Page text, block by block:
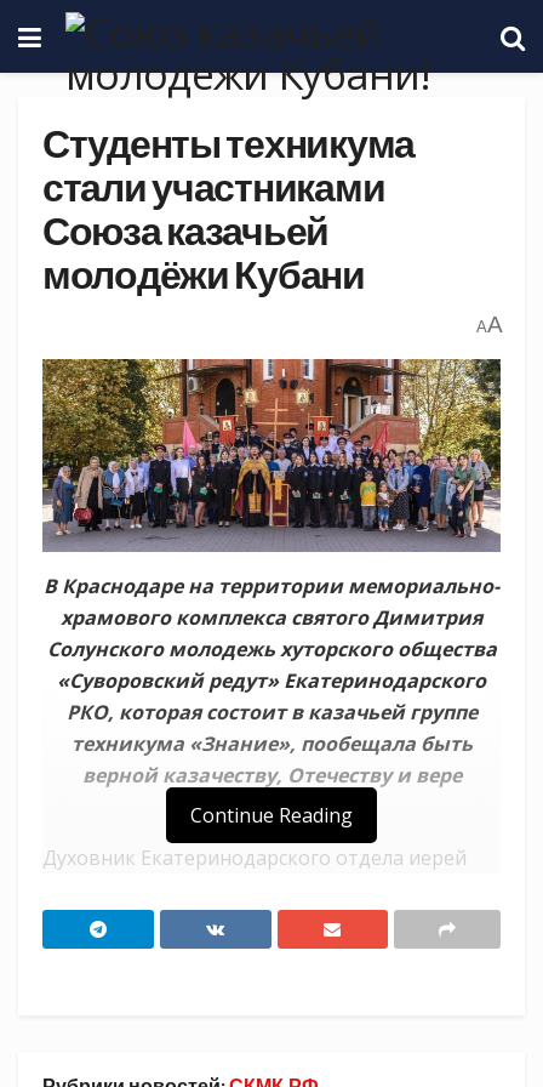
Студенты техникума
стали участниками
Союза казачьей
молодёжи Кубани
AA
В Краснодаре на территории мемориально-
храмового комплекса святого Димитрия
Солунского молодежь хуторского общества
«Суворовский редут» Екатеринодарского
РКО, которая состоит в казачьей группе
техникума «Знание», пообещала быть
верной казачеству, Отечеству и вере
православной.
Духовник Екатеринодарского отдела иерей
дело и обратился к студентам с речью. Он
отметил, что казаки всегда были воинами
Continue Reading